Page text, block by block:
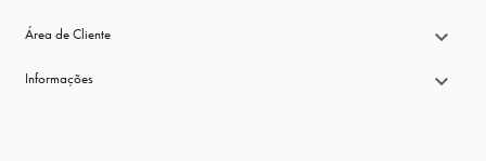
Área de Cliente 
Informações 